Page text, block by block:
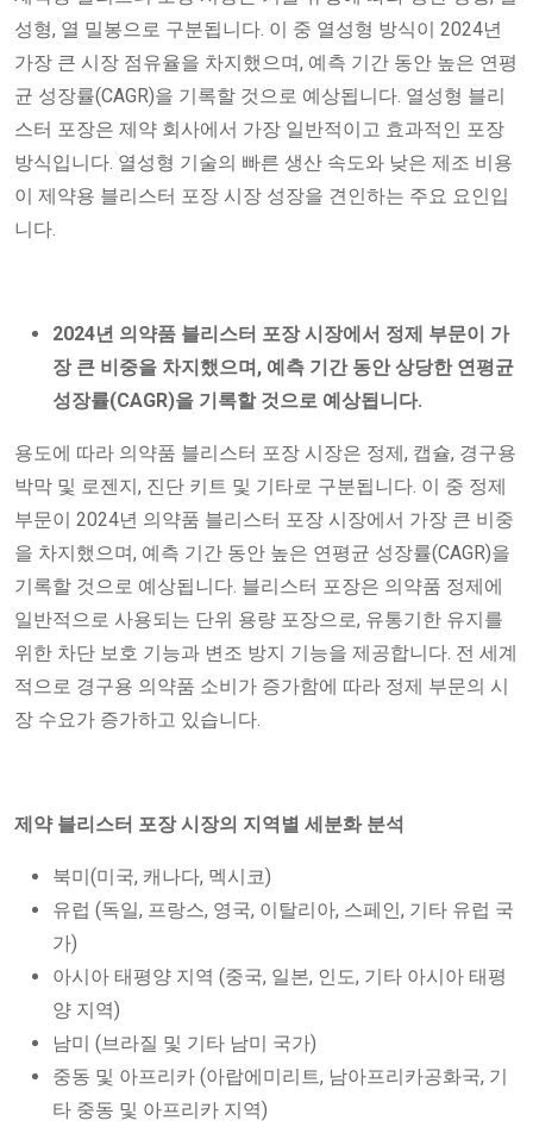
성형, 열 밀봉으로 구분됩니다. 이 중 열성형 방식이 2024년
가장 큰 시장 점유율을 차지했으며, 예측 기간 동안 높은 연평
균 성장률(CAGR)을 기록할 것으로 예상됩니다. 열성형 블리
스터 포장은 제약 회사에서 가장 일반적이고 효과적인 포장
방식입니다. 열성형 기술의 빠른 생산 속도와 낮은 제조 비용
이 제약용 블리스터 포장 시장 성장을 견인하는 주요 요인입
니다.
2024년 의약품 블리스터 포장 시장에서 정제 부문이 가
장 큰 비중을 차지했으며, 예측 기간 동안 상당한 연평균
성장률(CAGR)을 기록할 것으로 예상됩니다.
용도에 따라 의약품 블리스터 포장 시장은 정제, 캡슐, 경구용
박막 및 로젠지, 진단 키트 및 기타로 구분됩니다. 이 중 정제
부문이 2024년 의약품 블리스터 포장 시장에서 가장 큰 비중
을 차지했으며, 예측 기간 동안 높은 연평균 성장률(CAGR)을
기록할 것으로 예상됩니다. 블리스터 포장은 의약품 정제에
일반적으로 사용되는 단위 용량 포장으로, 유통기한 유지를
위한 차단 보호 기능과 변조 방지 기능을 제공합니다. 전 세계
적으로 경구용 의약품 소비가 증가함에 따라 정제 부문의 시
장 수요가 증가하고 있습니다.
제약 블리스터 포장 시장의 지역별 세분화 분석
북미(미국, 캐나다, 멕시코)
유럽 ​​(독일, 프랑스, ​​영국, 이탈리아, 스페인, 기타 유럽 국
가)
아시아 태평양 지역 (중국, 일본, 인도, 기타 아시아 태평
양 지역)
남미 (브라질 및 기타 남미 국가)
중동 및 아프리카 (아랍에미리트, 남아프리카공화국, 기
타 중동 및 아프리카 지역)